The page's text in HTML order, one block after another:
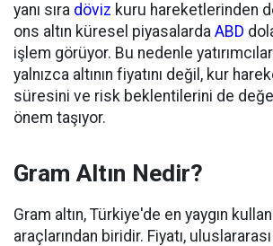
yanı sıra döviz kuru hareketlerinden
ons altın küresel piyasalarda ABD
işlem görüyor. Bu nedenle
yalnızca altının fiyatını değil, kur
süresini ve risk beklentilerini de
önem taşıyor.
Gram Altın Nedir?
Gram altın, Türkiye'de en yaygın
araçlarından biridir. Fiyatı,